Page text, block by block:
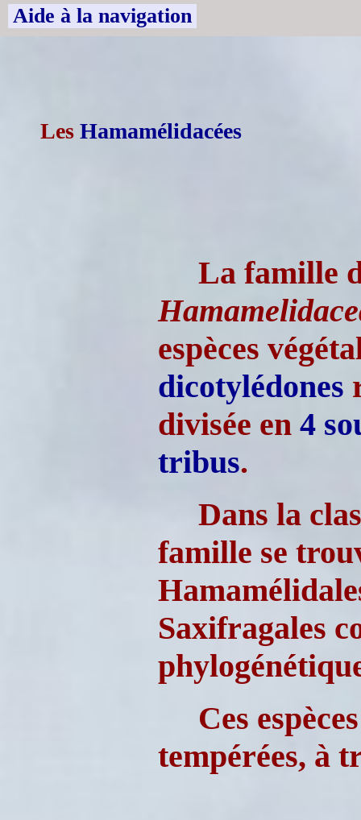
Aide à la navigation
Les Hamamélidacées
La famille
espèces
dicotylédones
divisée en 4
tribus.
Dans la
famille se
Saxifragales
Ces
tempérées, à